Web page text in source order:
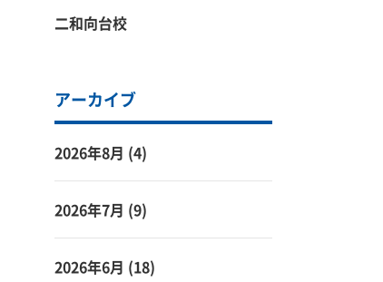
二和向台校
アーカイブ
2026年8月 (4)
2026年7月 (9)
2026年6月 (18)